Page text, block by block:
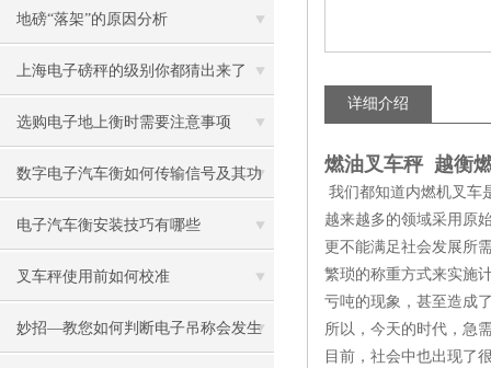
的事项
地磅“落架”的原因分析
上海电子磅秤的级别你都猜出来了
吗？
选购电子地上衡时需要注意事项
数字电子汽车衡如何传输信号及其功
能
电子汽车衡安装技巧有哪些
叉车秤使用前如何校准
妙招—教您如何判断电子吊称会发生
详细介绍
燃油叉车秤 越衡
我们都知道内燃机叉车
越来越多的领域采用原
更不能满足社会发展所
繁琐的称重方式来实施
亏吨的现象，甚至造成
所以，今天的时代，急
目前，社会中也出现了